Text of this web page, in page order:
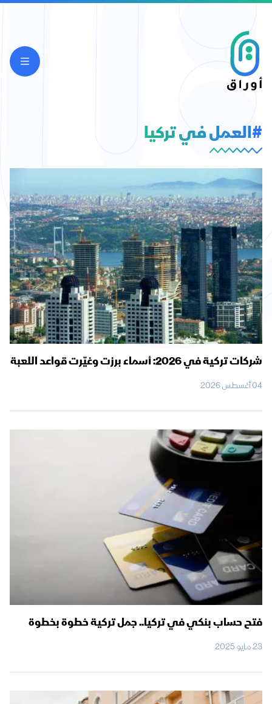
#العمل في تركيا
شركات تركية في 2026: أسماء برزت وغيّرت قواعد اللعبة
04 أغسطس 2026
فتح حساب بنكي في تركيا.. جمل تركية خطوة بخطوة
23 مايو 2025